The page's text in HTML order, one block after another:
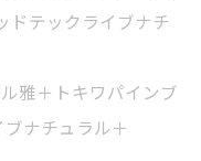
ドテックライブナチ
雅＋トキワパインブ
ナチュラル＋